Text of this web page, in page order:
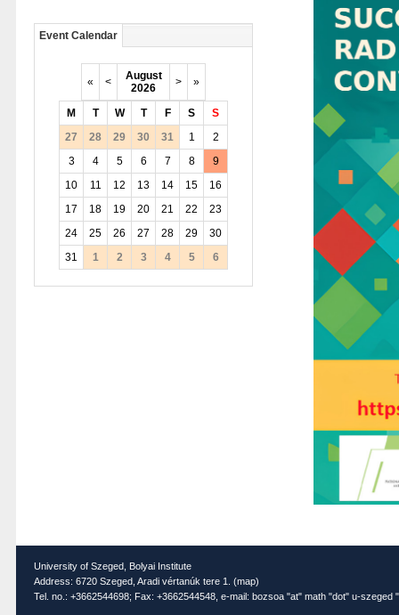
Event Calendar
« <
August
2026
> »
M T W T F S
S
27
28 29 30 31 1
2
3
4 5 6 7 8
9
10
11 12 13 14 15
16
17
18 19 20 21 22
23
24
25 26 27 28 29
30
31
1 2 3 4 5 6
University of Szeged, Bolyai Institute
Address: 6720 Szeged, Aradi vértanúk tere 1. (map)
Tel. no.: +3662544698; Fax: +3662544548, e-mail: bozsoa "at" math "dot" u-szeged